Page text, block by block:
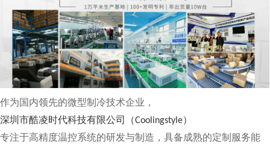
作为国内领先的微型制冷技术企业，
深圳市酷凌时代科技有限公司（Coolingstyle）
专注于高精度温控系统的研发与制造，具备成熟的定制服务能